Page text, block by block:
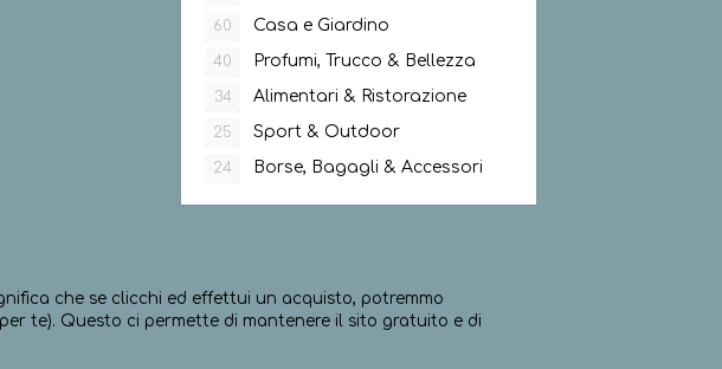
60 Casa e Giardino
40 Profumi, Trucco & Bellezza
34 Alimentari & Ristorazione
25 Sport & Outdoor
24 Borse, Bagagli & Accessori
che se clicchi ed effettui un acquisto, potremmo
te). Questo ci permette di mantenere il sito gratuito e di